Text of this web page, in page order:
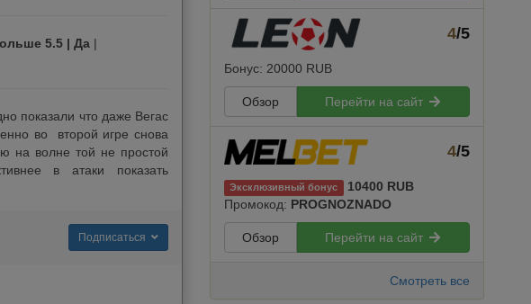
5.5 | Да |
показали что даже Вегас
во второй игре снова
на волне той не простой
в атаки показать
Подписаться
4/5
Бонус: 20000 RUB
Обзор Перейти на сайт
4/5
Эксклюзивный бонус
10400 RUB
Промокод: PROGNOZNADO
Обзор Перейти на сайт
Смотреть все